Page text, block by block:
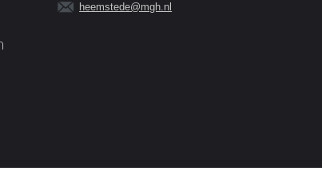
heemstede@mgh.nl